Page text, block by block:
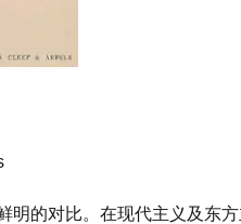
的对比。在现代主义及东